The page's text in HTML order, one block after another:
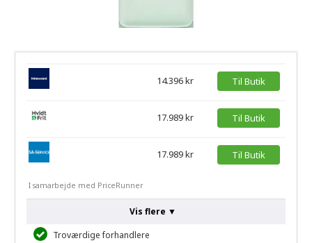
14.396 kr Til Butik
17.989 kr Til Butik
17.989 kr Til Butik
I samarbejde med PriceRunner
Vis flere ▼
Troværdige forhandlere